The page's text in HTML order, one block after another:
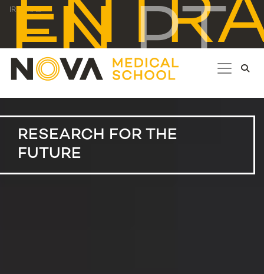
IR PARA...
EN PT
RESEARCH FOR THE
FUTURE